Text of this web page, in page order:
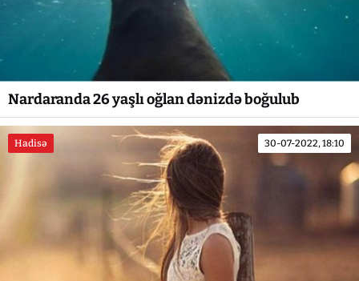
Nardaranda 26 yaşlı oğlan dənizdə boğulub
Hadisə 30-07-2022, 18:10